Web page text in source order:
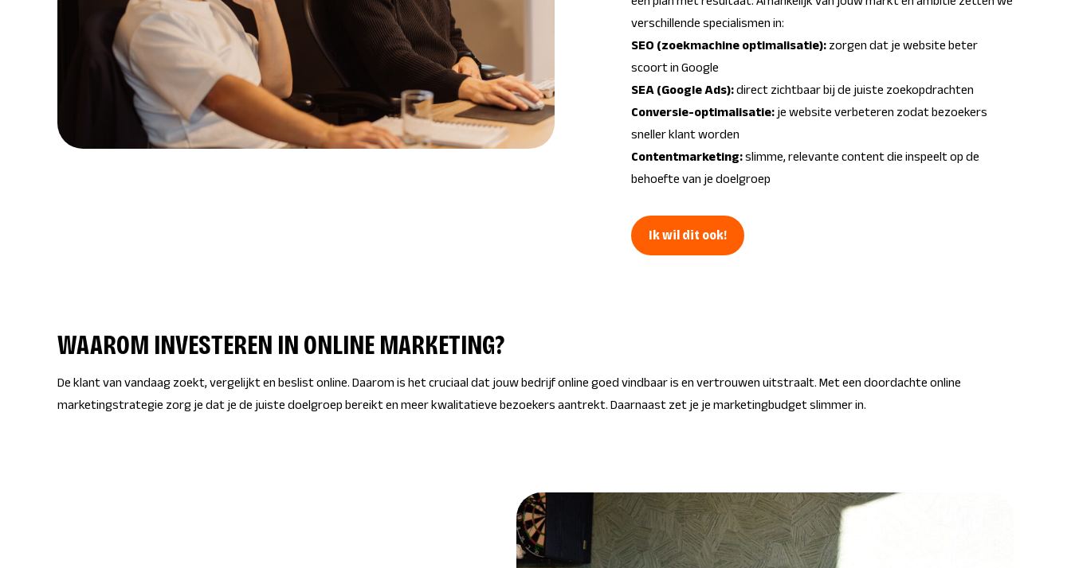
verschillende specialismen in:
SEO (zoekmachine optimalisatie): zorgen dat je website beter
scoort in Google
SEA (Google Ads):direct zichtbaar bij de juiste zoekopdrachten
Conversie-optimalisatie: je website verbeteren zodat bezoekers
sneller klant worden
Contentmarketing:slimme, relevante content die inspeelt op de
behoefte van je doelgroep
Ik wil dit ook!
WAAROM INVESTEREN IN ONLINE MARKETING?
De klant van vandaag zoekt, vergelijkt en beslist online. Daarom is het cruciaal dat jouw bedrijf online goed vindbaar is en vertrouwen uitstraalt. Met een doordachte online
marketingstrategie zorg je dat je de juiste doelgroep bereikt en meer kwalitatieve bezoekers aantrekt. Daarnaast zet je je marketingbudget slimmer in.